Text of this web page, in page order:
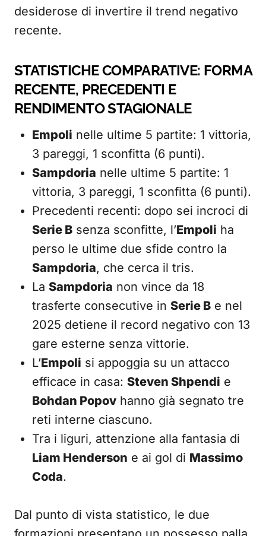
desiderose di invertire il trend negativo
recente.
STATISTICHE COMPARATIVE: FORMA
RECENTE, PRECEDENTI E
RENDIMENTO STAGIONALE
Empoli nelle ultime 5 partite: 1 vittoria,
3 pareggi, 1 sconfitta (6 punti).
Sampdoria nelle ultime 5 partite: 1
vittoria, 3 pareggi, 1 sconfitta (6 punti).
Precedenti recenti: dopo sei incroci di
Serie B senza sconfitte, l’Empoli ha
perso le ultime due sfide contro la
Sampdoria, che cerca il tris.
La Sampdoria non vince da 18
trasferte consecutive in Serie B e nel
2025 detiene il record negativo con 13
gare esterne senza vittorie.
L’Empoli si appoggia su un attacco
efficace in casa: Steven Shpendi e
Bohdan Popov hanno già segnato tre
reti interne ciascuno.
Tra i liguri, attenzione alla fantasia di
Liam Henderson e ai gol di Massimo
Coda.
Dal punto di vista statistico, le due